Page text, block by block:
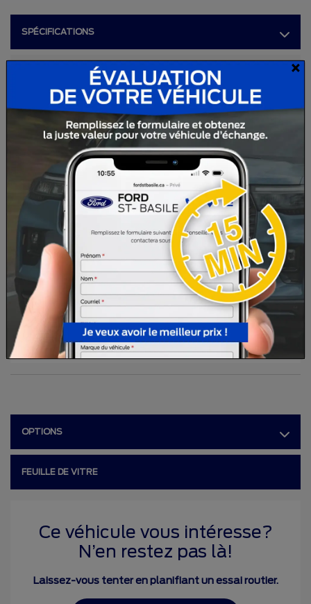
SPÉCIFICATIONS
ODOMÈTRE: 10 km
TRANSMISSION : Automatique
MOTRICITÉ : Traction intégrale
MOTEUR : 3 Cylindres
MOTEUR (L) :
CARBURANT : Essence
COULEUR EXTÉRIEUR : Blanc sidéral métallisé (A3)
PORTES : 4
COULEUR INTÉRIEUR: LN - Bleu platine
NUMÉRO DE STOCK : 26047
3FMCR9CN7TRE10759
OPTIONS
FEUILLE DE VITRE
Ce véhicule vous intéresse?
N’en restez pas là!
Laissez-vous tenter en planifiant un essai routier.
×